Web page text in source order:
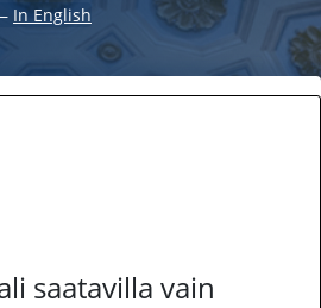
In English
saatavilla vain